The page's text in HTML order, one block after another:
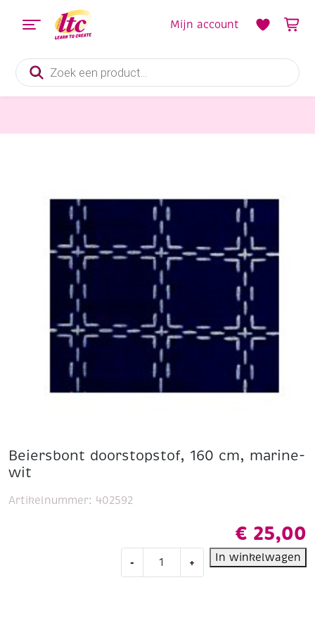
Producten
zoeken
Mijn account
Beiersbont doorstopstof, 160 cm, marine-
wit
€ 25,00
-
doorstopstof,
+ In winkelwagen
Artikelnummer: 402592